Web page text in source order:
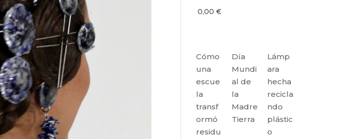
0,00€
Cómo
una
escue
la
transf
ormó
residu
Día
Mundi
al de
la
Madre
Tierra
Lámp
ara
hecha
recicla
ndo
plástic
o